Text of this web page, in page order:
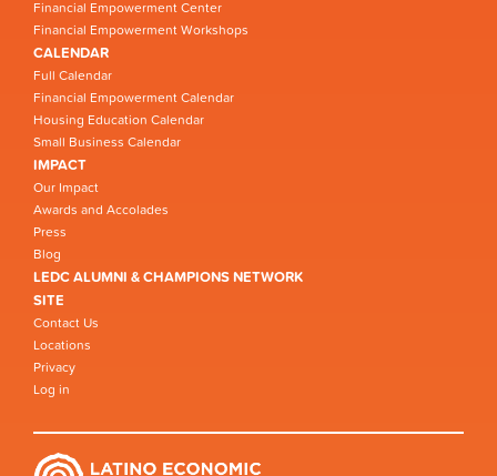
Financial Empowerment Center
Financial Empowerment Workshops
CALENDAR
Full Calendar
Financial Empowerment Calendar
Housing Education Calendar
Small Business Calendar
IMPACT
Our Impact
Awards and Accolades
Press
Blog
LEDC ALUMNI & CHAMPIONS NETWORK
SITE
Contact Us
Locations
Privacy
Log in